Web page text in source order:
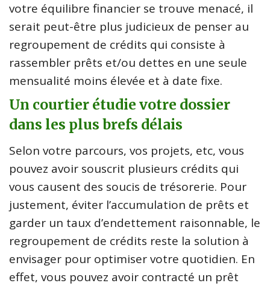
votre équilibre financier se trouve menacé, il
serait peut-être plus judicieux de penser au
regroupement de crédits qui consiste à
rassembler prêts et/ou dettes en une seule
mensualité moins élevée et à date fixe.
Un courtier étudie votre dossier
dans les plus brefs délais
Selon votre parcours, vos projets, etc, vous
pouvez avoir souscrit plusieurs crédits qui
vous causent des soucis de trésorerie. Pour
justement, éviter l’accumulation de prêts et
garder un taux d’endettement raisonnable, le
regroupement de crédits reste la solution à
envisager pour optimiser votre quotidien. En
effet, vous pouvez avoir contracté un prêt